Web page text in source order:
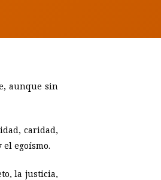
aunque sin
caridad,
egoísmo.
la justicia,